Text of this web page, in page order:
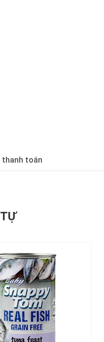
thanh toán